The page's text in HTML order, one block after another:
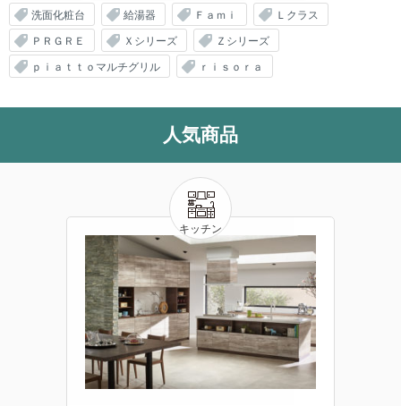
洗面化粧台
給湯器 Ｆａｍｉ
Ｌクラス
ＰＲＧＲＥ
Ｘシリーズ
Ｚシリーズ
ｐｉａｔｔｏマルチグリル
ｒｉｓｏｒａ
人気商品